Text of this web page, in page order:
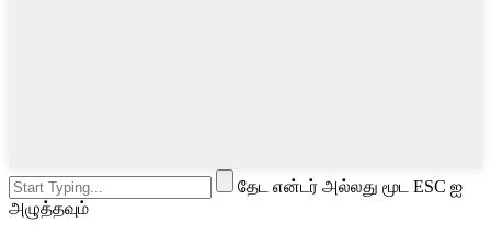
தேட என்டர் அல்லது மூட ESC ஐ
அழுத்தவும்